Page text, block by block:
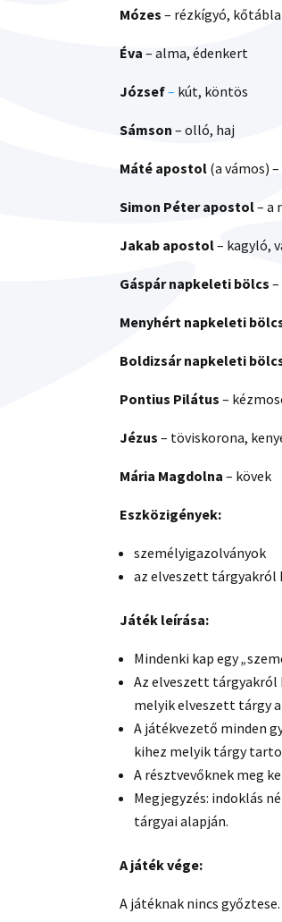
Mózes– rézkígyó, kőtábla
Éva– alma, édenkert
József– kút, köntös
Sámson – olló, haj
Máté apostol (a vámos)
Simon Péter apostol– a
Jakab apostol– kagyló,
Gáspár napkeleti bölcs
Menyhért napkeleti
Boldizsár napkeleti
Pontius Pilátus –
Jézus – töviskorona,
Mária Magdolna – kövek
Eszközigények:
személyigazolványok
az elveszett tárgyakról
Játék leírása:
Mindenki kap egy„
Az elveszett tárgyakról
melyik elveszett tárgy
A játékvezető minden
kihez melyik tárgy
A résztvevőknek meg
Megjegyzés: indoklás
tárgyai alapján.
A játék vége:
A játéknak nincs győztese.